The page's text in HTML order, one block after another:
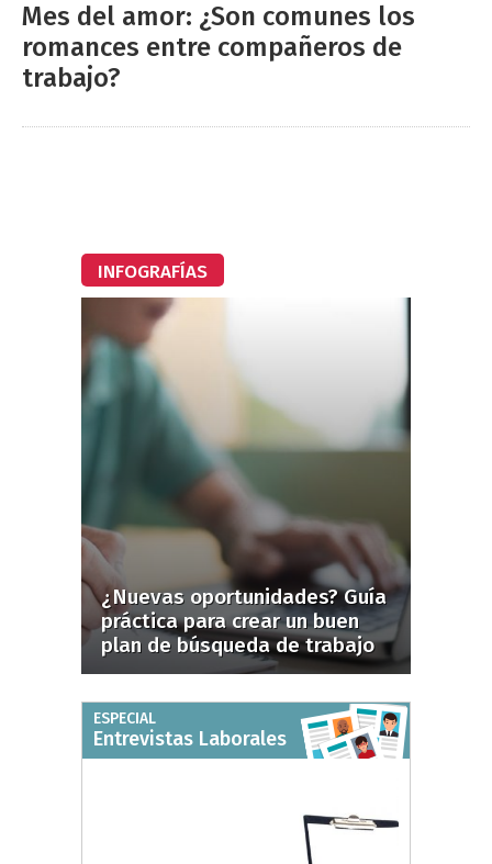
Mes del amor: ¿Son comunes los
romances entre compañeros de
trabajo?
INFOGRAFÍAS
¿Nuevas oportunidades? Guía
práctica para crear un buen
plan de búsqueda de trabajo
ESPECIAL
Entrevistas Laborales